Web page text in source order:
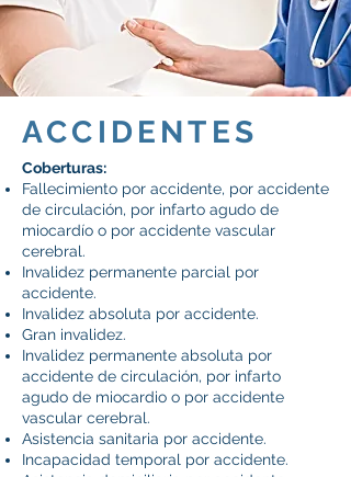
ACCIDENTES
Coberturas:
Fallecimiento por accidente, por accidente
de circulación, por infarto agudo de
miocardío o por accidente vascular
cerebral.
Invalidez permanente parcial por
accidente.
Invalidez absoluta por accidente.
Gran invalidez.
Invalidez permanente absoluta por
accidente de circulación, por infarto
agudo de miocardio o por accidente
vascular cerebral.
Asistencia sanitaria por accidente.
Incapacidad temporal por accidente.